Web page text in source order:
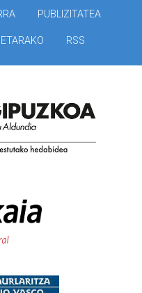
PUBLIZITATEA
RSS